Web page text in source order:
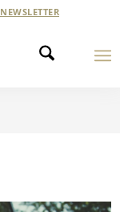
NEWSLETTER